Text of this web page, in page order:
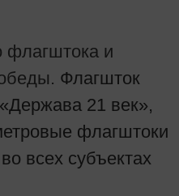
флагштока и
Флагшток
21 век»,
флагштоки
всех субъектах